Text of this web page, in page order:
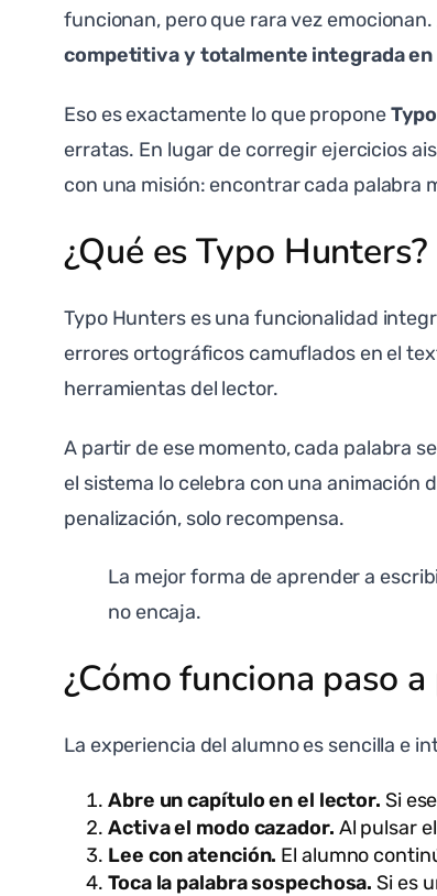
funcionan, pero que rara vez
competitiva y totalmente integrada en
Eso es exactamente lo que propone
erratas. En lugar de corregir ejercicios
con una misión: encontrar cada palabra
¿Qué es Typo Hunters?
Typo Hunters es una funcionalidad
errores ortográficos camuflados en el
herramientas del lector.
A partir de ese momento, cada palabra
el sistema lo celebra con una animación
penalización, solo recompensa.
La mejor forma de aprender a
no encaja.
¿Cómo funciona paso a
La experiencia del alumno es sencilla e
Abre un capítulo en el lector. Si
Activa el modo cazador. Al pulsar
Lee con atención. El alumno
Toca la palabra sospechosa. Si es